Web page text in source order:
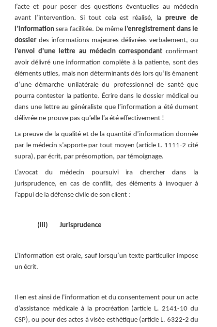
l’acte et pour poser des questions éventuelles au médecin
avant l’intervention. Si tout cela est réalisé, la preuve de
l’information sera facilitée. De même l’enregistrement dans le
dossier des informations majeures délivrées verbalement, ou
l’envoi d’une lettre au médecin correspondant confirmant
avoir délivré une information complète à la patiente, sont des
éléments utiles, mais non déterminants dès lors qu’ils émanent
d’une démarche unilatérale du professionnel de santé que
pourra contester la patiente. Écrire dans le dossier médical ou
dans une lettre au généraliste que l’information a été dument
délivrée ne prouve pas qu’elle l’a été effectivement !
La preuve de la qualité et de la quantité d’information donnée
par le médecin s’apporte par tout moyen (article L. 1111-2 cité
supra), par écrit, par présomption, par témoignage.
L’avocat du médecin poursuivi ira chercher dans la
jurisprudence, en cas de conflit, des éléments à invoquer à
l’appui de la défense civile de son client :
(iii) Jurisprudence
L’information est orale, sauf lorsqu’un texte particulier impose
un écrit.
Il en est ainsi de l’information et du consentement pour un acte
d’assistance médicale à la procréation (article L. 2141-10 du
CSP), ou pour des actes à visée esthétique (article L. 6322-2 du